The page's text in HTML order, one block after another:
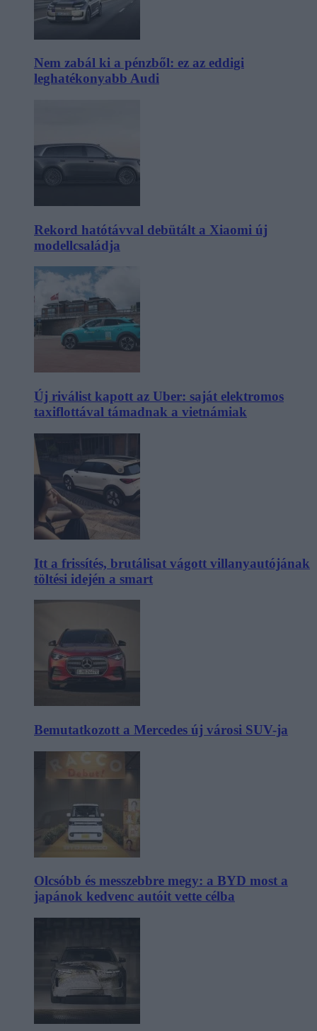
Nem zabál ki a pénzből: ez az eddigi
leghatékonyabb Audi
Rekord hatótávval debütált a Xiaomi új
modellcsaládja
Új riválist kapott az Uber: saját elektromos
taxiflottával támadnak a vietnámiak
Itt a frissítés, brutálisat vágott villanyautójának
töltési idején a smart
Bemutatkozott a Mercedes új városi SUV-ja
Olcsóbb és messzebbre megy: a BYD most a
japánok kedvenc autóit vette célba